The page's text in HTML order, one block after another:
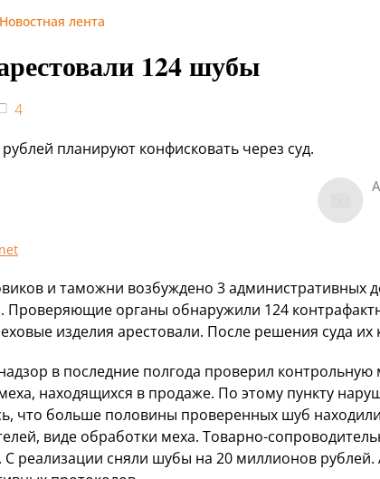
Новостная лента
124 шубы
4
планируют конфисковать через суд.
и таможни возбуждено 3 административных
Проверяющие органы обнаружили 124
изделия арестовали. После решения суда их
в последние полгода проверил контрольную
находящихся в продаже. По этому пункту
что больше половины проверенных шуб
виде обработки меха. Товарно-
С реализации сняли шубы на 20 миллионов